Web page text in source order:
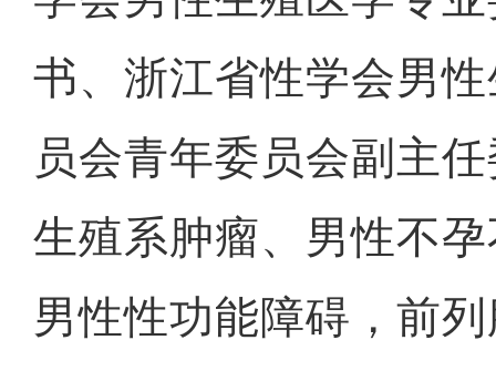
书、浙江省性学会男
员会青年委员会副主
生殖系肿瘤、男性不
男性性功能障碍，前